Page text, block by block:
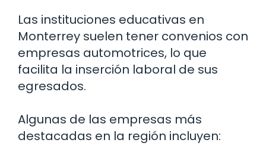
Las instituciones educativas en
Monterrey suelen tener convenios con
empresas automotrices, lo que
facilita la inserción laboral de sus
egresados.
Algunas de las empresas más
destacadas en la región incluyen: